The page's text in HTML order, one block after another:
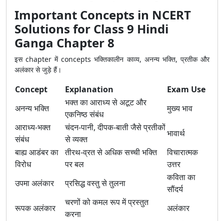
Important Concepts in NCERT
Solutions for Class 9 Hindi
Ganga Chapter 8
इस chapter में concepts भक्तिकालीन काव्य, अनन्य भक्ति, प्रतीक और
अलंकार से जुड़े हैं।
Concept Explanation
Exam Use
अनन्य भक्ति
भक्त का आराध्य से अटूट और
एकनिष्ठ संबंध
मुख्य भाव
आराध्य-भक्त
संबंध
चंदन-पानी, दीपक-बाती जैसे प्रतीकों
से व्यक्त
भावार्थ
बाह्य आडंबर का
विरोध
तीरथ-व्रत से अधिक सच्ची भक्ति
पर बल
विचारात्मक
उत्तर
उपमा अलंकार
प्रसिद्ध वस्तु से तुलना
कविता का
सौंदर्य
रूपक अलंकार
चरणों को कमल रूप में प्रस्तुत
करना
अलंकार